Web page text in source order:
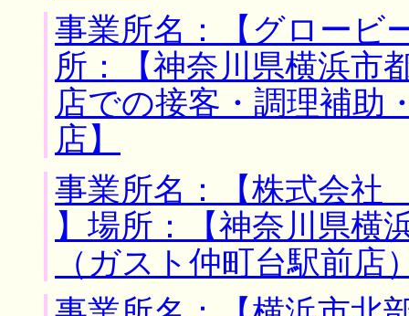
事業所名：【グロービ
所：【神奈川県横浜市
店での接客・調理補助
店】
事業所名：【株式会
】場所：【神奈川県横
（ガスト仲町台駅前店